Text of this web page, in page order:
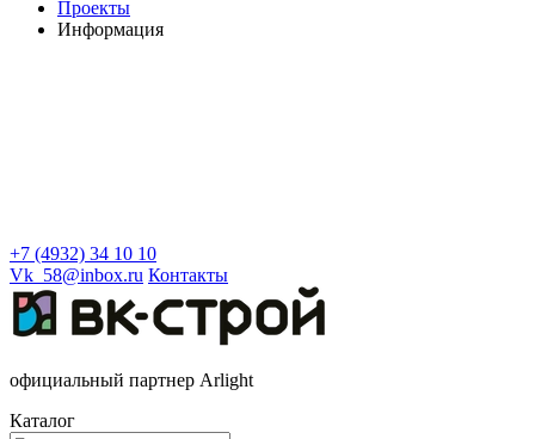
Проекты
Информация
+7 (4932) 34 10 10
Vk_58@inbox.ru Контакты
официальный партнер Arlight
Каталог